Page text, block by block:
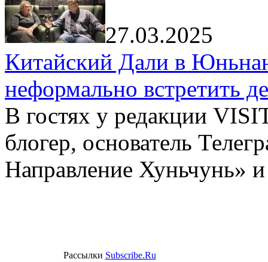
27.03.2025
Китайский Дали в
неформально встретить
В гостях у редакции
блогер, основатель
Направление Хуньчунь»
Рассылки Subscribe.Ru